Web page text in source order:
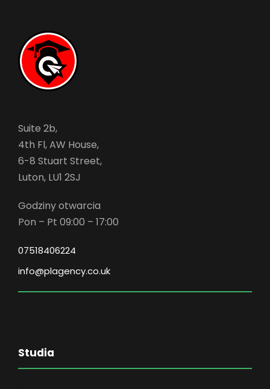
Suite 2b,
4th Fl, AW House,
6-8 Stuart Street,
Luton, LU1 2SJ
Godziny otwarcia
Pon – Pt 09:00 – 17:00
07518406224
info@plagency.co.uk
Studia